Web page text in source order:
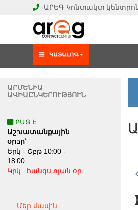
ԱՐԵԳ Կոնտակտ
ԱՐՄԵՆԻԱ
ԱՎԻԱԸՆԿԵՐՈՒԹՅՈՒՆ
ԲԱՑ Է
Աշխատանքային
օրեր՝
Երկ - Շբթ 10:00 -
18:00
Կրկ : հանգստյան օր
Մեր մասին